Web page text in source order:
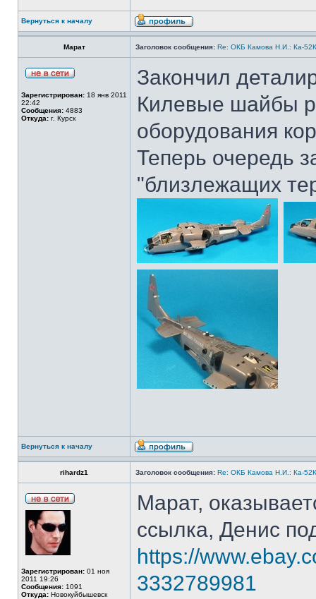
Вернуться к началу
Марат Заголовок сообщения: Re: ОКБ Камова Н.И.: Ка-
Зарегистрирован: 18 янв 2011
22:42
Сообщения: 4883
Откуда: г. Курск
Закончил
Килевые шайбы
оборудования
Теперь очередь
"близлежащих
Вернуться к началу
rihardz1 Заголовок сообщения: Re: ОКБ Камова Н.И.: Ка-
Зарегистрирован: 01 ноя
2011 19:26
Сообщения: 1091
Откуда: Новокуйбышевск
Марат,
ссылка, Денис
https://
3332789981